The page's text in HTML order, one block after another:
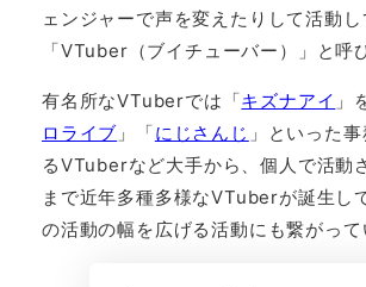
ェンジャーで声を変えたりして活動
「VTuber（ブイチューバー）」と呼
有名所なVTuberでは「キズナアイ 」
ロライブ 」「にじさんじ 」といった
るVTuberなど大手から、個人で活動
まで近年多種多様なVTuberが誕生し
の活動の幅を広げる活動にも繋がって